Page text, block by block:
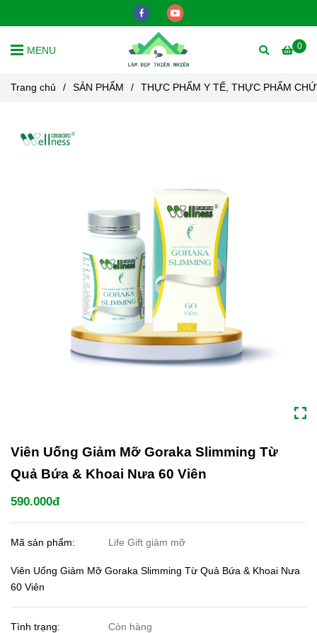
0
MENU
Trang chủ / SẢN PHẨM / THỰC PHẨM Y TẾ, THỰC PHẨM
Viên Uống Giảm Mỡ Goraka Slimming Từ
Quả Bứa & Khoai Nưa 60 Viên
590.000đ
Mã sản phẩm: Life Gift giảm mỡ
Viên Uống Giảm Mỡ Goraka Slimming Từ Quả Bứa & Khoai Nưa
60 Viên
Tình trạng: Còn hàng